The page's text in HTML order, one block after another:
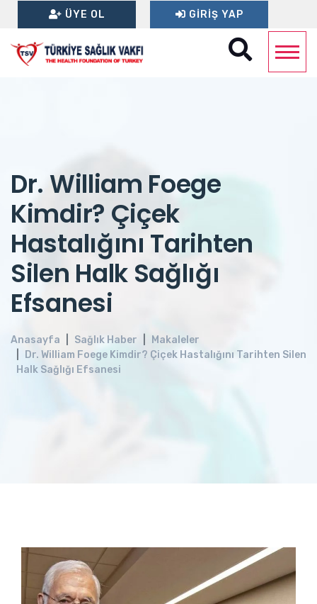
ÜYE OL GIRIŞ YAP
Dr. William Foege
Kimdir? Çiçek
Hastalığını Tarihten
Silen Halk Sağlığı
Efsanesi
Anasayfa Sağlık Haber
Makaleler
Dr. William Foege Kimdir? Çiçek Hastalığını Tarihten Silen
Halk Sağlığı Efsanesi